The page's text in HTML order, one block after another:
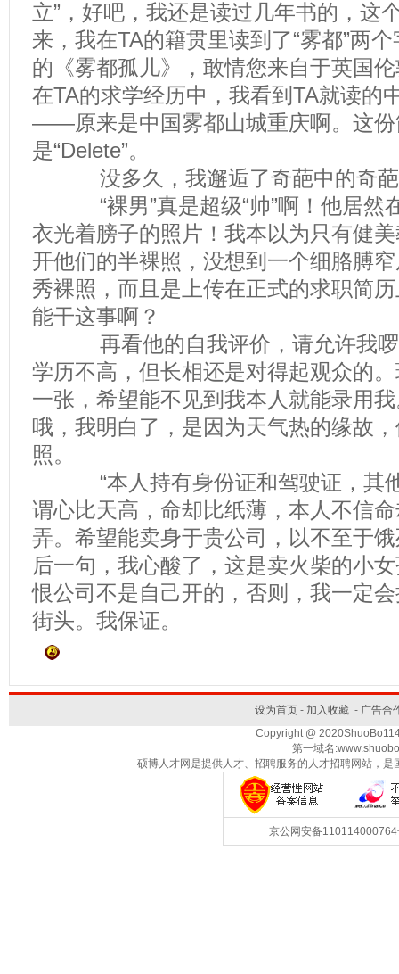
立”，好吧，我还是读过几年书的，这
来，我在TA的籍贯里读到了“雾都”两
的《雾都孤儿》，敢情您来自于英国
在TA的求学经历中，我看到TA就读的
——原来是中国雾都山城重庆啊。这份
是“Delete”。
没多久，我邂逅了奇葩中的奇
“裸男”真是超级“帅”啊！他居然
衣光着膀子的照片！我本以为只有健
开他们的半裸照，没想到一个细胳膊
秀裸照，而且是上传在正式的求职简
能干这事啊？
再看他的自我评价，请允许我啰
学历不高，但长相还是对得起观众的
一张，希望能不见到我本人就能录用
哦，我明白了，是因为天气热的缘故
照。
“本人持有身份证和驾驶证，其
谓心比天高，命却比纸薄，本人不信
弄。希望能卖身于贵公司，以不至于
后一句，我心酸了，这是卖火柴的小
恨公司不是自己开的，否则，我一定
街头。我保证。
设为首页- 加入收藏- 广告合
Copyright @
第一域名
硕博人才网是提供人才、招聘服务的人才招聘网站，
京公网安备